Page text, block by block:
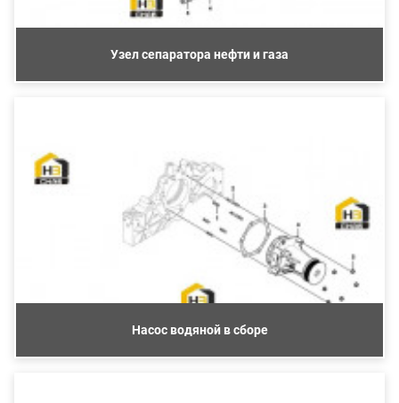
Узел сепаратора нефти и газа
Насос водяной в сборе